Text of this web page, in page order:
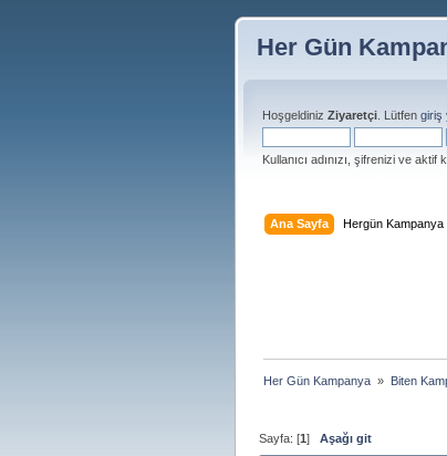
Her Gün
Hoşgeldiniz Ziyaretçi . Lütfen giriş
Kullanıcı adınızı, şifrenizi ve
Ana Sayfa Hergün Kampanya
Her Gün Kampanya » Biten
Sayfa: [1]Aşağı git